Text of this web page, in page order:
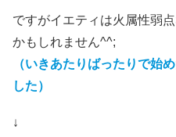
ですがイエティは火属性弱
かもしれません^^;
（いきあたりばったりで始
した）
↓